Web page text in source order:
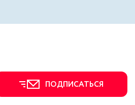
ПОДПИСАТЬСЯ